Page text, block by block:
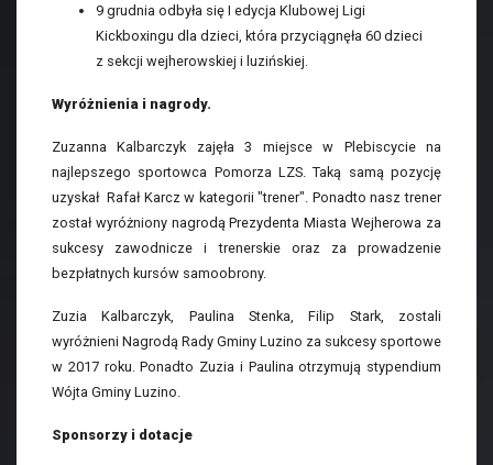
9 grudnia odbyła się I edycja Klubowej Ligi
Kickboxingu dla dzieci, która przyciągnęła 60 dzieci
z sekcji wejherowskiej i luzińskiej.
Wyróżnienia i nagrody.
Zuzanna Kalbarczyk zajęła 3 miejsce w Plebiscycie na
najlepszego sportowca Pomorza LZS. Taką samą pozycję
uzyskał Rafał Karcz w kategorii "trener". Ponadto nasz trener
został wyróżniony nagrodą Prezydenta Miasta Wejherowa za
sukcesy zawodnicze i trenerskie oraz za prowadzenie
bezpłatnych kursów samoobrony.
Zuzia Kalbarczyk, Paulina Stenka, Filip Stark, zostali
wyróżnieni Nagrodą Rady Gminy Luzino za sukcesy sportowe
w 2017 roku. Ponadto Zuzia i Paulina otrzymują stypendium
Wójta Gminy Luzino.
Sponsorzy i dotacje